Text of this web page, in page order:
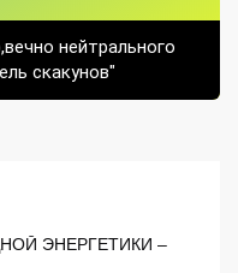
нейтрального
скакунов"
ЭНЕРГЕТИКИ –